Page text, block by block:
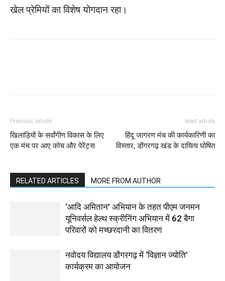
खेल प्रेमियों का विशेष योगदान रहा।
Previous article
खिलाड़ियों के सर्वांगीण विकास के लिए
एक मंच पर आए कोच और पेरेंट्स
Next article
हिंदू जागरण मंच की कार्यकारिणी का
विस्तार, डोंगरगढ़ खंड के दायित्व घोषित
RELATED ARTICLES MORE FROM AUTHOR
‘आदि अमितान’ अभियान के तहत पीएम जनमन
यूनिवर्सल हेल्थ स्क्रीनिंग अभियान में 62 बैगा
परिवारों को मच्छरदानी का वितरण
नवोदय विद्यालय डोंगरगढ़ में ‘विज्ञान ज्योति’
कार्यक्रम का आयोजन